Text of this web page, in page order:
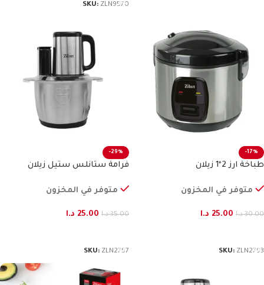
SKU: ZLN9570
-17%
طباخة ارز 2*1 زيلان
متوفر في المخزون
30.00 د.ا 25.00 د.ا
SKU: ZLN2793
-29%
فرامة ستانلس ستيل زيلان
متوفر في المخزون
35.00 د.ا 25.00 د.ا
SKU: ZLN2757